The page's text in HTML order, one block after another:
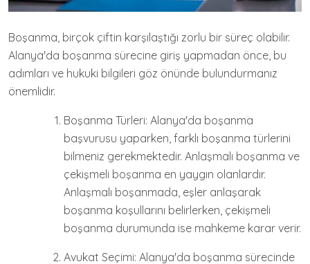
Boşanma, birçok çiftin karşılaştığı zorlu bir süreç olabilir.
Alanya'da boşanma sürecine giriş yapmadan önce, bu
adımları ve hukuki bilgileri göz önünde bulundurmanız
önemlidir.
Boşanma Türleri: Alanya'da boşanma
başvurusu yaparken, farklı boşanma türlerini
bilmeniz gerekmektedir. Anlaşmalı boşanma ve
çekişmeli boşanma en yaygın olanlardır.
Anlaşmalı boşanmada, eşler anlaşarak
boşanma koşullarını belirlerken, çekişmeli
boşanma durumunda ise mahkeme karar verir.
Avukat Seçimi: Alanya'da boşanma sürecinde